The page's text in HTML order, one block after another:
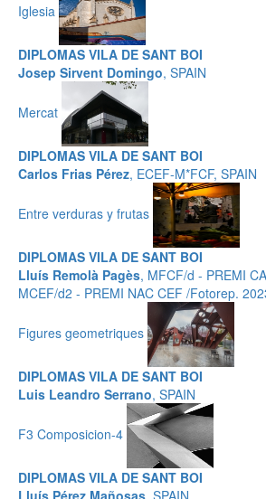
Iglesia
DIPLOMAS VILA DE SANT BOI
Josep Sirvent Domingo, SPAIN
Mercat
DIPLOMAS VILA DE SANT BOI
Carlos Frias Pérez, ECEF-M*FCF, SPAIN
Entre verduras y frutas
DIPLOMAS VILA DE SANT BOI
Lluís Remolà Pagès, MFCF/d - PREMI
MCEF/d2 - PREMI NAC CEF /Fotorep.
Figures geometriques
DIPLOMAS VILA DE SANT BOI
Luis Leandro Serrano, SPAIN
F3 Composicion-4
DIPLOMAS VILA DE SANT BOI
Lluís Pérez Mañosas , SPAIN